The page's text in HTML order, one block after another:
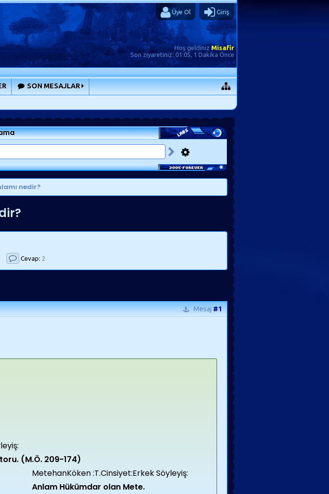
Üye Ol Giriş
Hoş geldiniz Misafir
Son ziyaretiniz:01:05, 1 Dakika Önce
SON MESAJLAR
nedir?
Cevap: 2
Mesaj#1
(M.Ö. 209-174)
MetehanKöken :T.Cinsiyet:Erkek Söyleyiş:
Anlam Hükümdar olan Mete.